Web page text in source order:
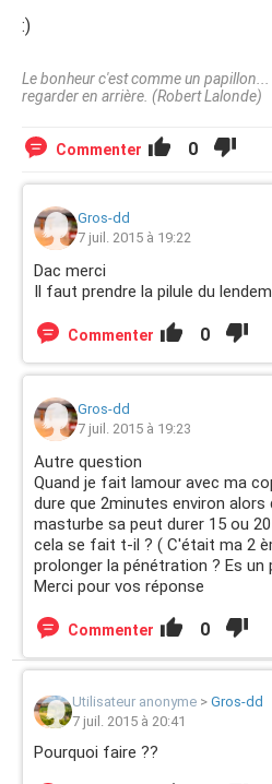
:)
Le bonheur c'est comme un
regarder en arrière. (Robert Lalonde)
Commenter 0
Gros-dd
7 juil. 2015 à 19:22
Dac merci
Il faut prendre la pilule du
Commenter 0
Gros-dd
7 juil. 2015 à 19:23
Autre question
Quand je fait lamour avec ma
dure que 2minutes environ alors
masturbe sa peut durer 15 ou
cela se fait t-il ? ( C'était ma 2
prolonger la pénétration ? Es un
Merci pour vos réponse
Commenter 0
Utilisateur anonyme > Gros-dd
7 juil. 2015 à 20:41
Pourquoi faire ??